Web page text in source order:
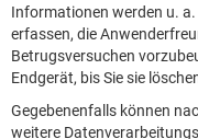
Informationen werden u.
erfassen, die
Betrugsversuchen
Endgerät, bis Sie sie
Gegebenenfalls können
weitere